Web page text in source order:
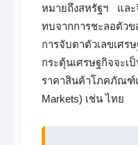
หมายถึงสหรัฐฯ และ
ทบจากการชะลอตัวข
การจับตาตัวเลขเศร
กระตุ้นเศรษฐกิจจะ
ราคาสินค้าโภคภัณฑ์
Markets) เช่น ไทย